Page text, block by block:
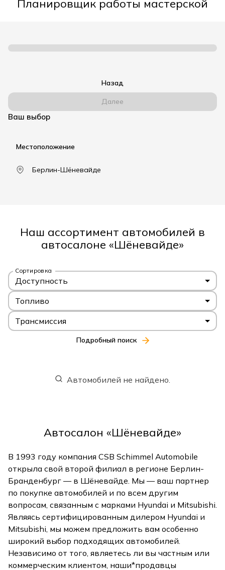
Планировщик работы мастерской
Назад
Далее
Ваш выбор
Местоположение
Берлин-Шёневайде
Наш ассортимент автомобилей в
автосалоне «Шёневайде»
Сортировка
Доступность
Топливо
Трансмиссия
Подробный поиск
Автомобилей не найдено.
Автосалон «Шёневайде»
В 1993 году компания CSB Schimmel Automobile
открыла свой второй филиал в регионе Берлин-
Бранденбург — в Шёневайде. Мы — ваш партнер
по покупке автомобилей и по всем другим
вопросам, связанным с марками Hyundai и Mitsubishi.
Являясь сертифицированным дилером Hyundai и
Mitsubishi, мы можем предложить вам особенно
широкий выбор подходящих автомобилей.
Независимо от того, являетесь ли вы частным или
коммерческим клиентом, наши*продавцы